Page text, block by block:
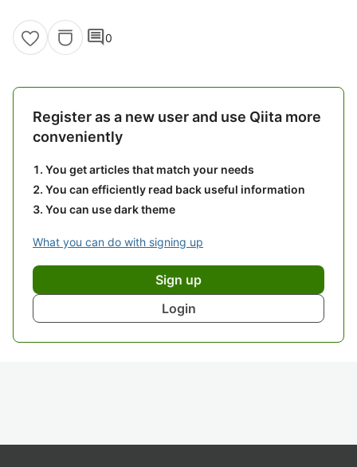
comment0
Register as a new user and use Qiita more
conveniently
You get articles that match your needs
You can efficiently read back useful information
You can use dark theme
What you can do with signing up
Sign up
Login